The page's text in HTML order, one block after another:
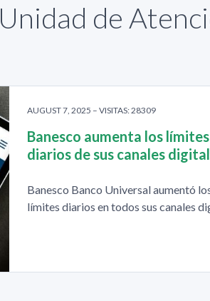
Unidad de
AUGUST 7, 2025 – VISITAS: 28309
Banesco aumenta los límites
diarios de sus canales
Banesco Banco Universal aumentó
límites diarios en todos sus canales